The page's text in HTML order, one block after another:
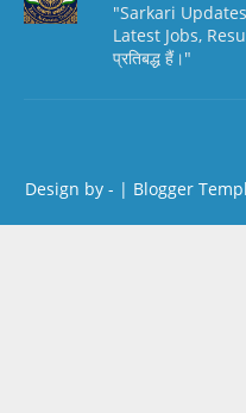
"Sarkari Updates
Latest Jobs,
प्रतिबद्ध हैं।"
Design by - | Blogger